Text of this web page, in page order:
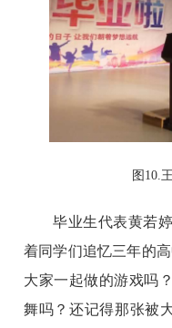
图 10.
毕业生代表黄若
着同学们追忆三年的高
大家一起做的游戏吗
舞吗？还记得那张被